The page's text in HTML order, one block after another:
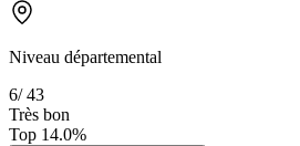
Niveau départemental
6/43
Très bon
Top 14.0%